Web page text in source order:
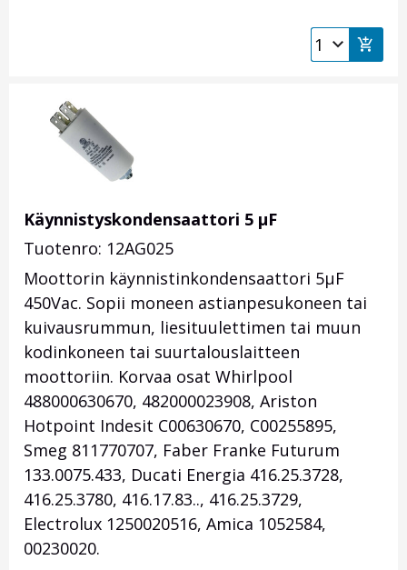
Käynnistyskondensaattori 5 µF
Tuotenro: 12AG025
Moottorin käynnistinkondensaattori 5µF
450Vac. Sopii moneen astianpesukoneen tai
kuivausrummun, liesituulettimen tai muun
kodinkoneen tai suurtalouslaitteen
moottoriin. Korvaa osat Whirlpool
488000630670, 482000023908, Ariston
Hotpoint Indesit C00630670, C00255895,
Smeg 811770707, Faber Franke Futurum
133.0075.433, Ducati Energia 416.25.3728,
416.25.3780, 416.17.83.., 416.25.3729,
Electrolux 1250020516, Amica 1052584,
00230020.